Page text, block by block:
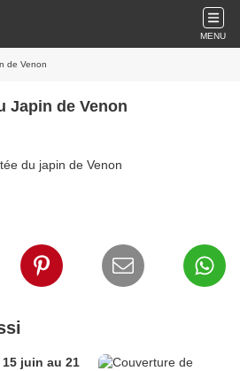
MENU
de Venon
Japin de Venon
juin au 21